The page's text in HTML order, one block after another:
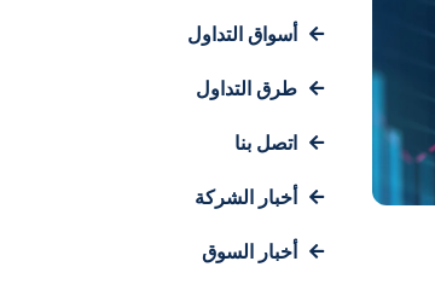
أسواق التداول
طرق التداول
اتصل بنا
أخبار الشركة
أخبار السوق